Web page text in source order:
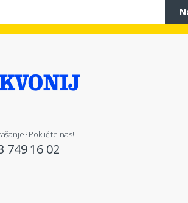
Pokličite nas!
749 16 02